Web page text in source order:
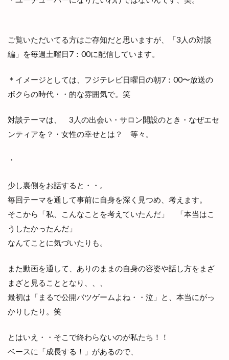
ご覧いただいてる方はご存知だと思いますが、「3人の対談
編」を毎週土曜日7：00に配信しています。
＊イメージとしては、フジテレビ日曜日の朝7：00〜放送の
ボクらの時代・・的な雰囲気で。笑
対談テーマは、 3人の出会い・サロン開設のとき・なぜエセ
ンティアを？・女性の幸せとは？ 等々。
・
少し裏側をお話すると・・。
毎回テーマを通して事前に自身を深く見つめ、考えます。
そこから「私、こんなことを考えていたんだ」 「本当はこ
うしたかったんだ」
なんてことに気づいたりも。
また動画を通して、ありのままの自身の容姿や話し方をまざ
まざと見ることとなり、、、
最初は「まるで公開バツゲームよね・・泣」と、本当にがっ
かりしたり。笑
とはいえ・・そこで終わらないのが私たち！！
ベースに「成長する！」があるので、